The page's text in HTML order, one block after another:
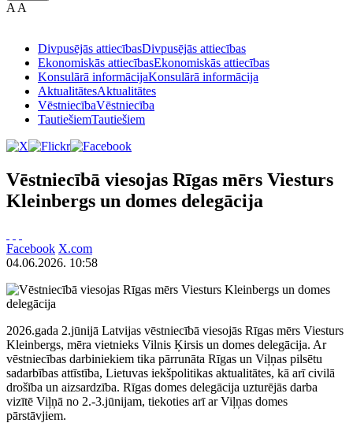
A A
Divpusējās attiecībasDivpusējās attiecības
Ekonomiskās attiecībasEkonomiskās attiecības
Konsulārā informācijaKonsulārā informācija
AktualitātesAktualitātes
VēstniecībaVēstniecība
TautiešiemTautiešiem
Vēstniecībā viesojas Rīgas mērs Viesturs
Kleinbergs un domes delegācija
Facebook X.com
04.06.2026. 10:58
2026.gada 2.jūnijā Latvijas vēstniecībā viesojās Rīgas mērs Viesturs
Kleinbergs, mēra vietnieks Vilnis Ķirsis un domes delegācija. Ar
vēstniecības darbiniekiem tika pārrunāta Rīgas un Viļņas pilsētu
sadarbības attīstība, Lietuvas iekšpolitikas aktualitātes, kā arī civilā
drošība un aizsardzība. Rīgas domes delegācija uzturējās darba
vizītē Viļņā no 2.-3.jūnijam, tiekoties arī ar Viļņas domes
pārstāvjiem.